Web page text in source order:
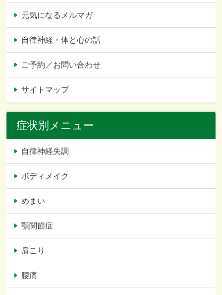
元気になるメルマガ
自律神経・体と心の話
ご予約／お問い合わせ
サイトマップ
症状別メニュー
自律神経失調
ボディメイク
めまい
顎関節症
肩こり
腰痛